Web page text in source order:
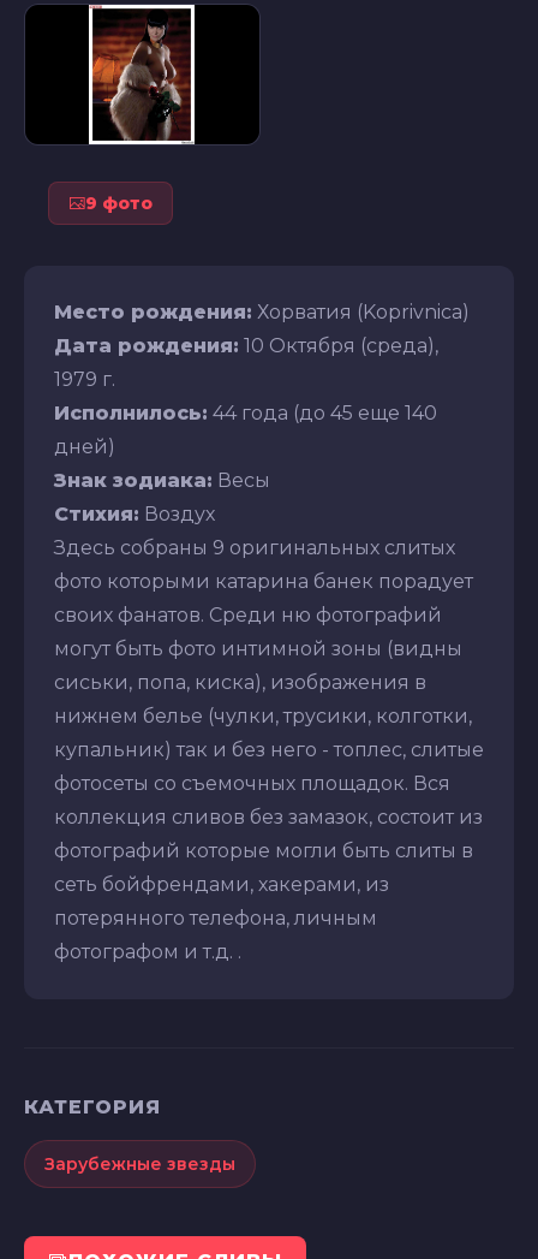
9 фото
Место рождения: Хорватия (Koprivnica)
Дата рождения: 10 Октября (среда),
1979 г.
Исполнилось: 44 года (до 45 еще 140
дней)
Знак зодиака: Весы
Стихия: Воздух
Здесь собраны 9 оригинальных слитых
фото которыми катарина банек порадует
своих фанатов. Среди ню фотографий
могут быть фото интимной зоны (видны
сиськи, попа, киска), изображения в
нижнем белье (чулки, трусики, колготки,
купальник) так и без него - топлес, слитые
фотосеты со съемочных площадок. Вся
коллекция сливов без замазок, состоит из
фотографий которые могли быть слиты в
сеть бойфрендами, хакерами, из
потерянного телефона, личным
фотографом и т.д. .
КАТЕГОРИЯ
Зарубежные звезды